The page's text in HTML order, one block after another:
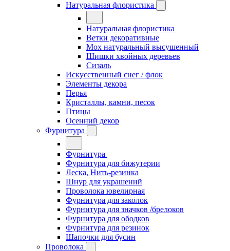
Натуральная флористика
Натуральная флористика
Ветки декоративные
Мох натуральный высушенный
Шишки хвойных деревьев
Сизаль
Искусственный снег / флок
Элементы декора
Перья
Кристаллы, камни, песок
Птицы
Осенний декор
Фурнитура
Фурнитура
Фурнитура для бижутерии
Леска, Нить-резинка
Шнур для украшений
Проволока ювелирная
Фурнитура для заколок
Фурнитура для значков /брелоков
Фурнитура для ободков
Фурнитура для резинок
Шапочки для бусин
Проволока